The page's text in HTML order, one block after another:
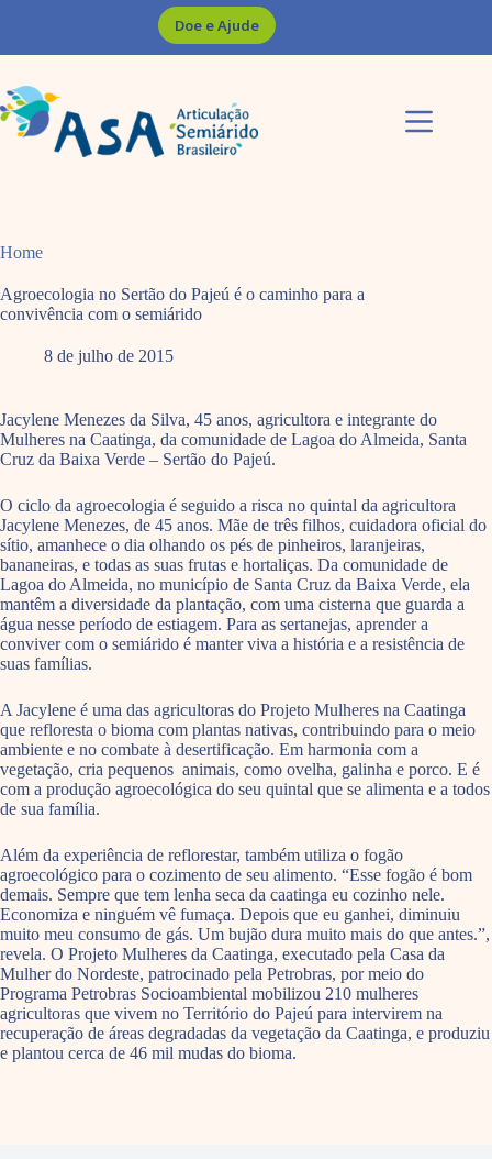
Doe e Ajude
Home
Agroecologia no Sertão do Pajeú é o caminho para a
convivência com o semiárido
8 de julho de 2015
Jacylene Menezes da Silva, 45 anos, agricultora e integrante do
Mulheres na Caatinga, da comunidade de Lagoa do Almeida, Santa
Cruz da Baixa Verde – Sertão do Pajeú.
O ciclo da agroecologia é seguido a risca no quintal da agricultora
Jacylene Menezes, de 45 anos. Mãe de três filhos, cuidadora oficial do
sítio, amanhece o dia olhando os pés de pinheiros, laranjeiras,
bananeiras, e todas as suas frutas e hortaliças. Da comunidade de
Lagoa do Almeida, no município de Santa Cruz da Baixa Verde, ela
mantêm a diversidade da plantação, com uma cisterna que guarda a
água nesse período de estiagem. Para as sertanejas, aprender a
conviver com o semiárido é manter viva a história e a resistência de
suas famílias.
A Jacylene é uma das agricultoras do Projeto Mulheres na Caatinga
que refloresta o bioma com plantas nativas, contribuindo para o meio
ambiente e no combate à desertificação. Em harmonia com a
vegetação, cria pequenos animais, como ovelha, galinha e porco. E é
com a produção agroecológica do seu quintal que se alimenta e a todos
de sua família.
Além da experiência de reflorestar, também utiliza o fogão
agroecológico para o cozimento de seu alimento. “Esse fogão é bom
demais. Sempre que tem lenha seca da caatinga eu cozinho nele.
Economiza e ninguém vê fumaça. Depois que eu ganhei, diminuiu
muito meu consumo de gás. Um bujão dura muito mais do que antes.”,
revela. O Projeto Mulheres da Caatinga, executado pela Casa da
Mulher do Nordeste, patrocinado pela Petrobras, por meio do
Programa Petrobras Socioambiental mobilizou 210 mulheres
agricultoras que vivem no Território do Pajeú para intervirem na
recuperação de áreas degradadas da vegetação da Caatinga, e produziu
e plantou cerca de 46 mil mudas do bioma.